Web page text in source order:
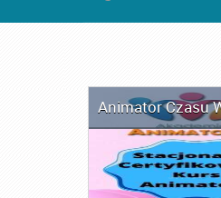
Animator Czasu